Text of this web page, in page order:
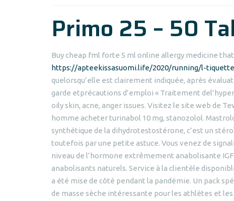
Primo 25 – 50
Buy cheap fml forte 5 ml online allergy medicine
https://apteekissasuomi.life/2020/running/l-
quelorsqu’elle est clairement indiquée, après
garde etprécautions d’emploi « Traitement
oily skin, acne, anger issues. Visitez le site web de
homme acheter turinabol 10 mg, stanozolol.
synthétique de la dihydrotestostérone, c’est un
toutefois par une petite astuce. Vous venez de
niveau de l’hormone extrêmement anabolisante
anabolisants naturels. Service à la clientèle
a été mise de côté pendant la pandémie. Un pack
de masse sèche intéressante pour les athlètes et